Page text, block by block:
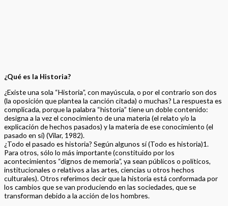
¿Qué es la Historia?
¿Existe una sola “Historia”, con mayúscula, o por el contrario son dos
(la oposición que plantea la canción citada) o muchas? La respuesta es
complicada, porque la palabra “historia” tiene un doble contenido:
designa a la vez el conocimiento de una materia (el relato y/o la
explicación de hechos pasados) y la materia de ese conocimiento (el
pasado en sí) (Vilar, 1982).
¿Todo el pasado es historia? Según algunos sí (Todo es historia)1.
Para otros, sólo lo más importante (constituido por los
acontecimientos “dignos de memoria”, ya sean públicos o políticos,
institucionales o relativos a las artes, ciencias u otros hechos
culturales). Otros referimos decir que la historia está conformada por
los cambios que se van produciendo en las sociedades, que se
transforman debido a la acción de los hombres.